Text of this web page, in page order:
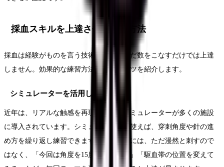
採血スキルを上達させる練習方法
採血は経験がものを言う技術ですが、ただ数をこなすだけでは上達
しません。効果的な練習方法と上達のコツを紹介します。
シミュレーターを活用した練習
近年は、リアルな触感を再現した採血シミュレーターが多くの施設
に導入されています。シミュレーターを使えば、穿刺角度や針の進
め方を繰り返し練習できます。練習の際には、ただ漫然と刺すので
はなく、「今回は角度を15度に意識する」「駆血帯の位置を変えて